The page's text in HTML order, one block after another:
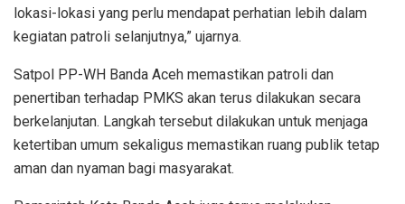
lokasi-lokasi yang perlu mendapat perhatian lebih dalam
kegiatan patroli selanjutnya,” ujarnya.
Satpol PP-WH Banda Aceh memastikan patroli dan
penertiban terhadap PMKS akan terus dilakukan secara
berkelanjutan. Langkah tersebut dilakukan untuk menjaga
ketertiban umum sekaligus memastikan ruang publik tetap
aman dan nyaman bagi masyarakat.